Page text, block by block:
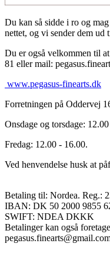
Du kan så sidde i ro og
nettet, og vi sender dem ud
Du er også velkommen til
81 eller mail:
www.pegasus-finearts.dk
Forretningen på Oddervej
Onsdage og torsdage:
Fredag: 12.00 - 16.00.
Ved henvendelse husk at
Betaling til: Nordea. Reg.:
IBAN: DK 50 2000 9855
SWIFT: NDEA DKKK
Betalinger kan også